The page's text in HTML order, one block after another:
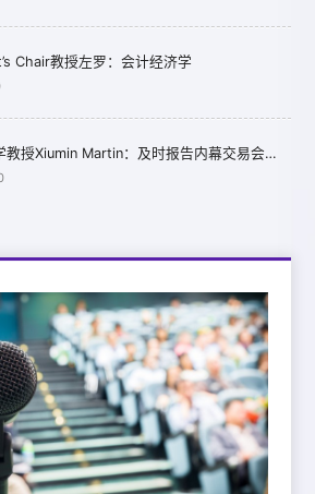
Chair教授左罗：会计经济学
美国圣路易斯华盛顿大学教授Xiumin Martin：及时报告内幕交易会侵蚀内幕人士的交易利润吗？